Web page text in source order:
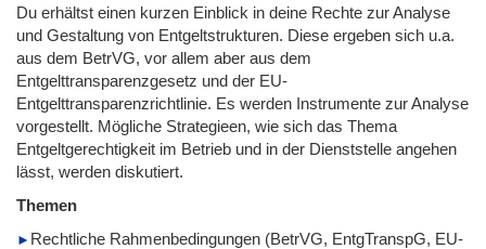
Du erhältst einen kurzen Einblick in deine Rechte zur Analyse
und Gestaltung von Entgeltstrukturen. Diese ergeben sich u.a.
aus dem BetrVG, vor allem aber aus dem
Entgelttransparenzgesetz und der EU-
Entgelttransparenzrichtlinie. Es werden Instrumente zur Analyse
vorgestellt. Mögliche Strategieen, wie sich das Thema
Entgeltgerechtigkeit im Betrieb und in der Dienststelle angehen
lässt, werden diskutiert.
Themen
Rechtliche Rahmenbedingungen (BetrVG, EntgTranspG, EU-